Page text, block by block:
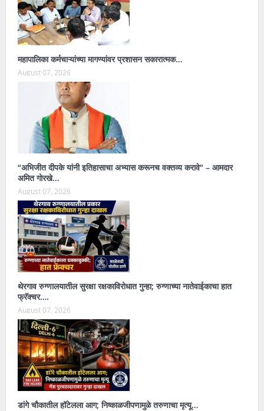
महापालिका कर्मचाऱ्यांच्या मागण्यांवर प्रशासन सकारात्मक…
August 07, 2026
“अभिजीत दीपके यांनी इतिहासाचा अभ्यास करूनच वक्तव्य करावे” – आमदार
अमित गोरखे…
August 07, 2026
थेरगाव रुग्णालयातील सुरक्षा रक्षकाविरोधात गुन्हा; रुग्णाच्या नातेवाईकाचा हात
फ्रॅक्चर….
August 07, 2026
डांगे चौकातील हॉटेलला आग; निष्काळजीपणामुळे तरुणाचा मृत्यू…